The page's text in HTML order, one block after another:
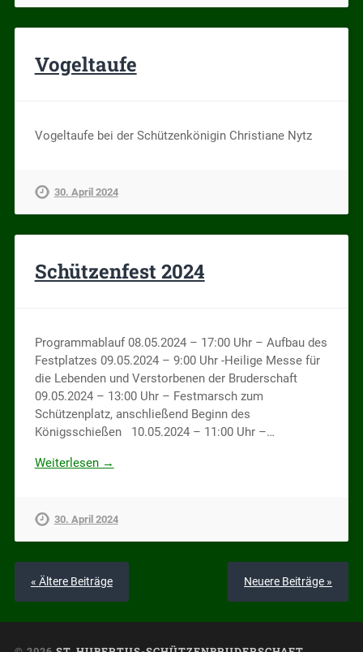
Vogeltaufe
Vogeltaufe bei der Schützenkönigin Christiane Nytz
30. April 2024
Schützenfest 2024
Programmablauf 08.05.2024 – 17:00 Uhr – Aufbau des
Festplatzes 09.05.2024 – 9:00 Uhr -Heilige Messe für
die Lebenden und Verstorbenen der Bruderschaft
09.05.2024 – 13:00 Uhr – Festmarsch zum
Schützenplatz, anschließend Beginn des
Königsschießen 10.05.2024 – 11:00 Uhr –…
Weiterlesen →
30. April 2024
« Ältere Beiträge Neuere Beiträge »